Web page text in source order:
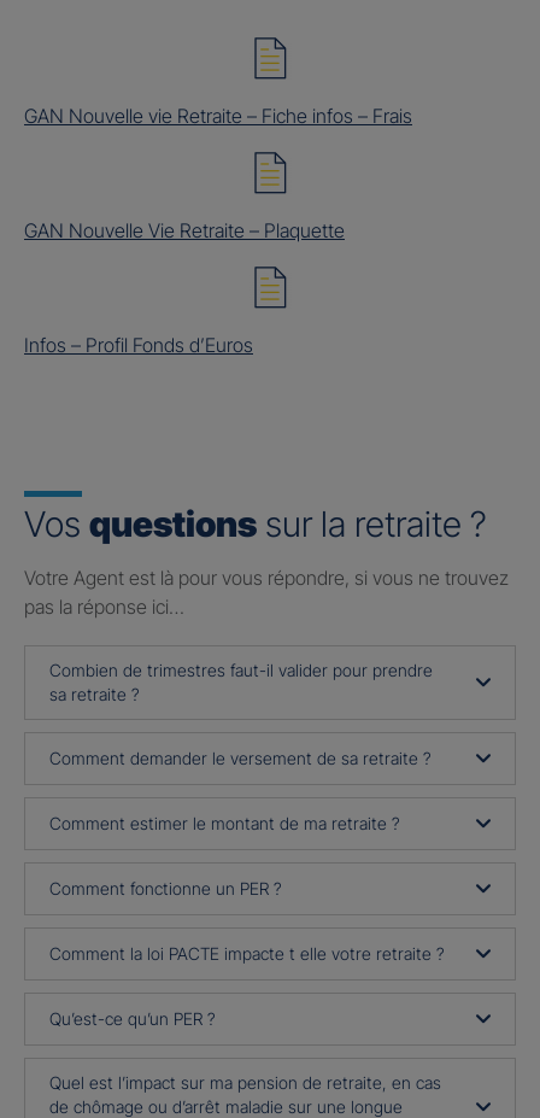
GAN Nouvelle vie Retraite – Fiche infos – Frais
GAN Nouvelle Vie Retraite – Plaquette
Infos – Profil Fonds d’Euros
Vos questions sur la retraite ?
Votre Agent est là pour vous répondre, si vous ne trouvez
pas la réponse ici…
Combien de trimestres faut-il valider pour prendre
sa retraite ?
Comment demander le versement de sa retraite ?
Comment estimer le montant de ma retraite ?
Comment fonctionne un PER ?
Comment la loi PACTE impacte t elle votre retraite ?
Qu’est-ce qu’un PER ?
Quel est l’impact sur ma pension de retraite, en cas
de chômage ou d’arrêt maladie sur une longue